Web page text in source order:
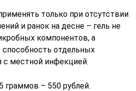
только при отсутствии
и ранок на десне – гель не
компонентов, а
способность отдельных
с местной инфекцией.
граммов – 550 рублей.